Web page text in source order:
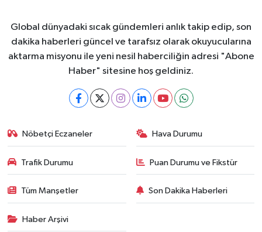
Global dünyadaki sıcak gündemleri anlık takip edip, son
dakika haberleri güncel ve tarafsız olarak okuyucularına
aktarma misyonu ile yeni nesil haberciliğin adresi "Abone
Haber" sitesine hoş geldiniz.
Nöbetçi Eczaneler Hava Durumu
Trafik Durumu Puan Durumu ve Fikstür
Tüm Manşetler Son Dakika Haberleri
Haber Arşivi